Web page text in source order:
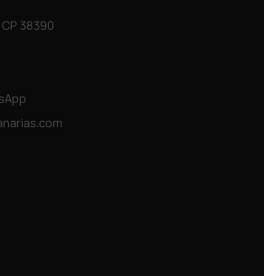
38390
.com